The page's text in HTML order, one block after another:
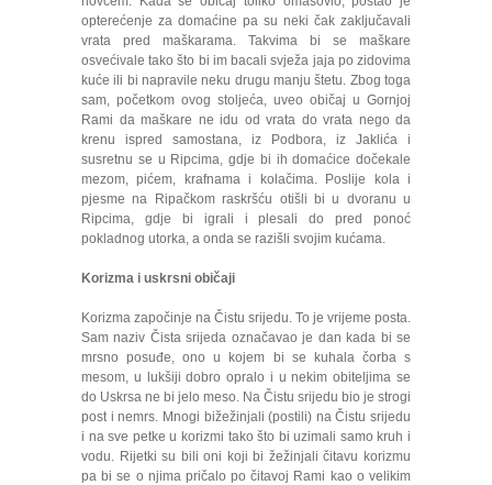
opterećenje za domaćine pa su neki čak zaključavali
vrata pred maškarama. Takvima bi se maškare
osvećivale tako što bi im bacali svježa jaja po zidovima
kuće ili bi napravile neku drugu manju štetu. Zbog toga
sam, početkom ovog stoljeća, uveo običaj u Gornjoj
Rami da maškare ne idu od vrata do vrata nego da
krenu ispred samostana, iz Podbora, iz Jaklića i
susretnu se u Ripcima, gdje bi ih domaćice dočekale
mezom, pićem, krafnama i kolačima. Poslije kola i
pjesme na Ripačkom raskršću otišli bi u dvoranu u
Ripcima, gdje bi igrali i plesali do pred ponoć
pokladnog utorka, a onda se razišli svojim kućama.
Korizma i uskrsni običaji
Korizma započinje na Čistu srijedu. To je vrijeme posta.
Sam naziv Čista srijeda označavao je dan kada bi se
mrsno posuđe, ono u kojem bi se kuhala čorba s
mesom, u lukšiji dobro opralo i u nekim obiteljima se
do Uskrsa ne bi jelo meso. Na Čistu srijedu bio je strogi
post i nemrs. Mnogi bižežinjali (postili) na Čistu srijedu
i na sve petke u korizmi tako što bi uzimali samo kruh i
vodu. Rijetki su bili oni koji bi žežinjali čitavu korizmu
pa bi se o njima pričalo po čitavoj Rami kao o velikim